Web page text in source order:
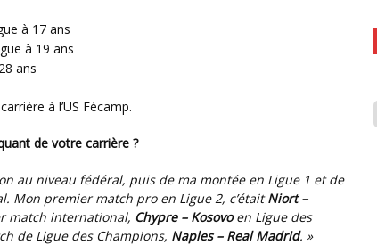
à 17 ans
à 19 ans
ans
à l’US Fécamp.
de votre carrière ?
au niveau fédéral, puis de ma montée en Ligue 1 et de
Mon premier match pro en Ligue 2, c’étaitNiort –
match international, Chypre – Kosovoen Ligue des
de Ligue des Champions, Naples – Real Madrid. »